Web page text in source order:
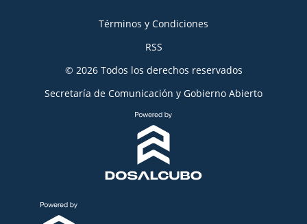
Términos y Condiciones
RSS
© 2026 Todos los derechos reservados
Secretaría de Comunicación y Gobierno Abierto